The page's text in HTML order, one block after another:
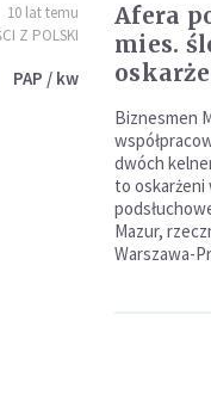
10 lat temu
Z POLSKI
PAP / kw
Afera
mies.
Biznesmen
dwóch
to
Mazur,
Warszawa-